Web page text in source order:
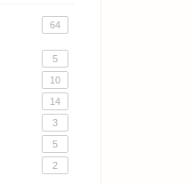
64
5
10
14
3
5
2